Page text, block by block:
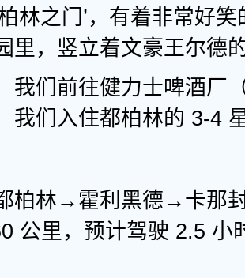
林之门’，有着非常好
里，竖立着文豪王尔德
我们前往健力士啤酒厂
我们入住都柏林的 3-4
柏林→霍利黑德→卡那
公里，预计驾驶 2.5 小